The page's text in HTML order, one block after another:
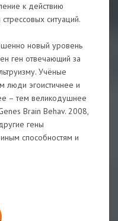
к действию
ситуаций.
новый уровень
ген отвечающий за
Учёные
люди эгоистичнее и
– тем великодушнее
Brain Behav. 2008,
гены
способностям и